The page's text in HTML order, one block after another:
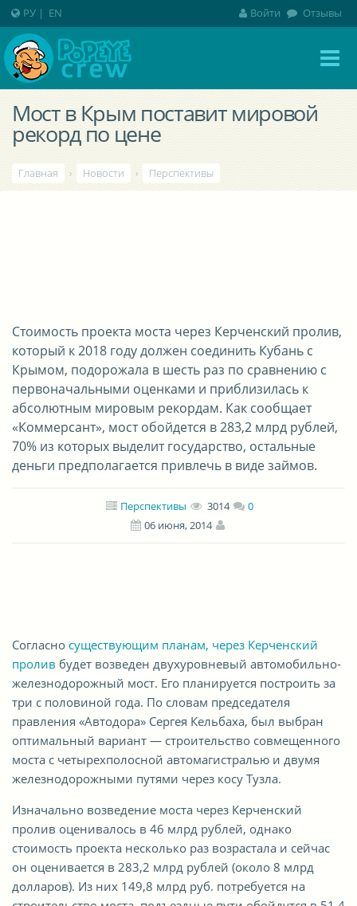
Мост в Крым поставит мировой
рекорд по цене
Главная › Новости › Перспективы
Стоимость проекта моста через Керченский пролив,
который к 2018 году должен соединить Кубань с
Крымом, подорожала в шесть раз по сравнению с
первоначальными оценками и приблизилась к
абсолютным мировым рекордам. Как сообщает
«Коммерсант», мост обойдется в 283,2 млрд рублей,
70% из которых выделит государство, остальные
деньги предполагается привлечь в виде займов.
Перспективы 3014
0
06 июня, 2014
Согласно существующим планам, через Керченский
пролив будет возведен двухуровневый автомобильно-
железнодорожный мост. Его планируется построить за
три с половиной года. По словам председателя
правления «Автодора» Сергея Кельбаха, был выбран
оптимальный вариант — строительство совмещенного
моста с четырехполосной автомагистралью и двумя
железнодорожными путями через косу Тузла.
Изначально возведение моста через Керченский
пролив оценивалось в 46 млрд рублей, однако
стоимость проекта несколько раз возрастала и сейчас
он оценивается в 283,2 млрд рублей (около 8 млрд
долларов). Из них 149,8 млрд руб. потребуется на
РУ | EN Войти Отзывы